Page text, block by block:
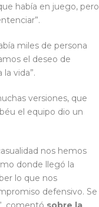
había en juego, pero
miles de persona
el deseo de
vida”.
versiones, que
el equipo dio un
nos hemos
donde llegó la
lo que nos
defensivo. Se